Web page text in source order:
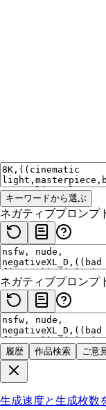
キーワードから選ぶ
ネガティブプロンプ
ネガティブプロンプ
履歴
作品検索 ご意見
生成速度と生成枚数